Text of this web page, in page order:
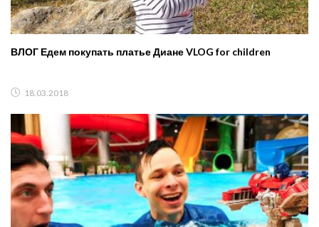
ВЛОГ Едем покупать платье Диане VLOG for children
18.03.2018